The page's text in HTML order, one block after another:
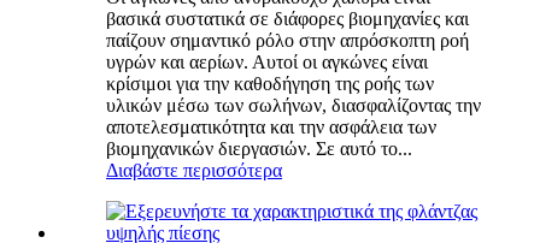
βασικά συστατικά σε διάφορες βιομηχανίες και
παίζουν σημαντικό ρόλο στην απρόσκοπτη ροή
υγρών και αερίων. Αυτοί οι αγκώνες είναι
κρίσιμοι για την καθοδήγηση της ροής των
υλικών μέσω των σωλήνων, διασφαλίζοντας την
αποτελεσματικότητα και την ασφάλεια των
βιομηχανικών διεργασιών. Σε αυτό το...
Διαβάστε περισσότερα